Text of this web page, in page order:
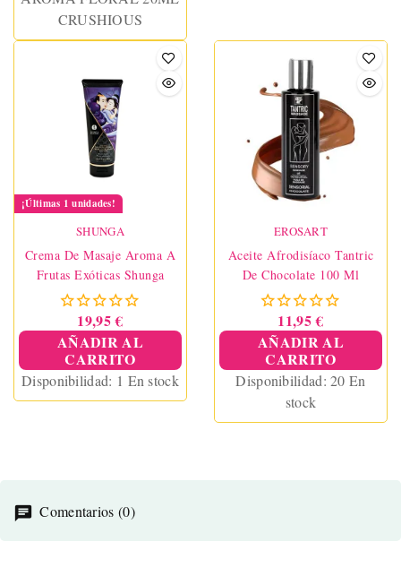
CRUSHIOUS
¡Últimas 1 unidades!
SHUNGA
Crema De Masaje Aroma A
Frutas Exóticas Shunga
19,95 €
AÑADIR AL
CARRITO
Disponibilidad: 1 En stock
EROSART
Aceite Afrodisíaco Tantric
De Chocolate 100 Ml
11,95 €
AÑADIR AL
CARRITO
Disponibilidad:20 En
stock
Comentarios (0)